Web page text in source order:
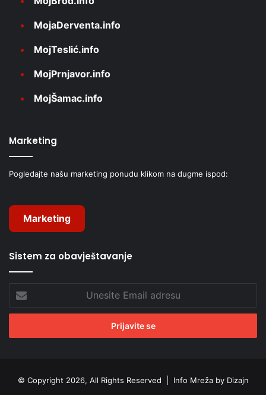
MojaDerventa.info
MojTeslić.info
MojPrnjavor.info
MojŠamac.info
Marketing
Pogledajte našu marketing ponudu klikom na dugme ispod:
Marketing
Sistem za obavještavanje
Email
adresu
© Copyright 2026, All Rights Reserved | Info Mreža by Dizajn